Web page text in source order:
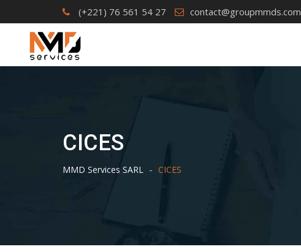
to
(+221) 76 561 54 27 contact@groupmmds.com
CICES
MMD Services SARL - CICES